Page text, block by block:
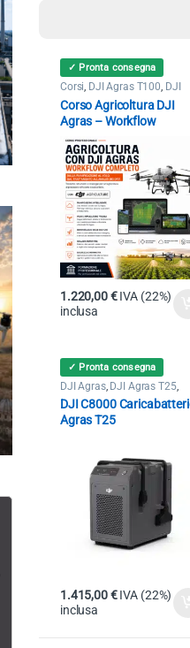
✓ Pronta consegna
Corsi, DJI Agras T100, DJI
Agras T25
DJI Agras T50
Corso Agricoltura DJI
Agras – Workflow
Completo (8h, One-to-
One)
1.220,00€ IVA (22%)
inclusa
✓ Pronta consegna
DJI Agras, DJI Agras T25,
Droni
DJI C8000
Agras T25
1.415,00€ IVA (22%)
inclusa